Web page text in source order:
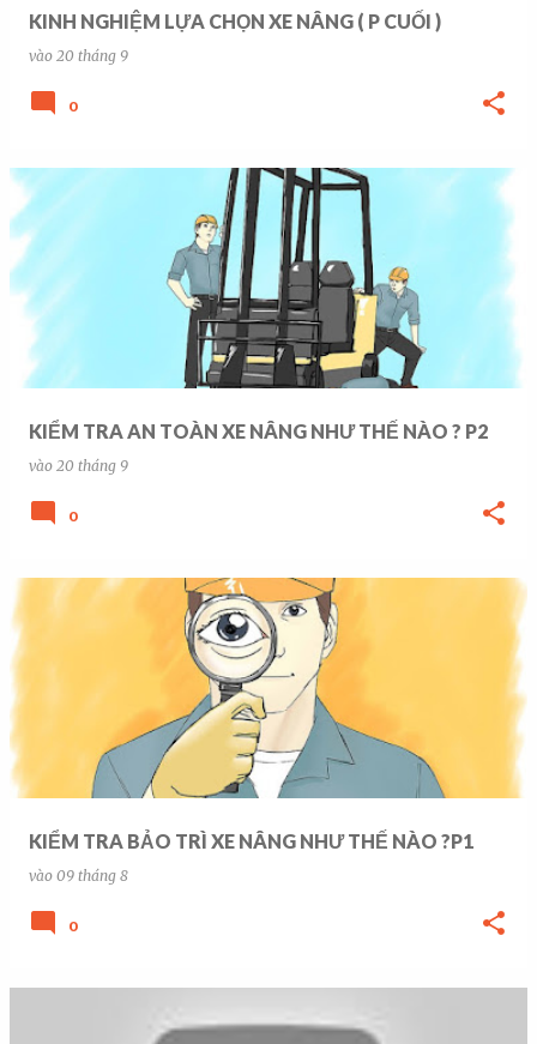
KINH NGHIỆM LỰA CHỌN XE NÂNG ( P CUỐI )
vào 20 tháng 9
0
KIỂM TRA AN TOÀN XE NÂNG NHƯ THẾ NÀO ? P2
vào 20 tháng 9
0
KIỂM TRA BẢO TRÌ XE NÂNG NHƯ THẾ NÀO ?P1
vào 09 tháng 8
0